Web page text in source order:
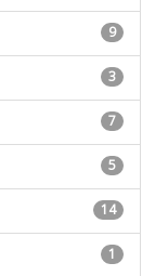
9
3
7
5
14
1